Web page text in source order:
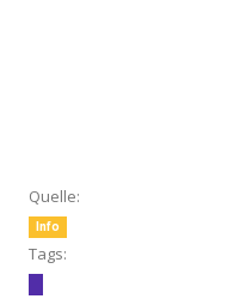
Quelle:
Info
Tags: